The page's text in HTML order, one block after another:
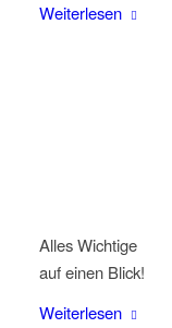
Weiterlesen
Alles Wichtige
auf einen Blick!
Weiterlesen